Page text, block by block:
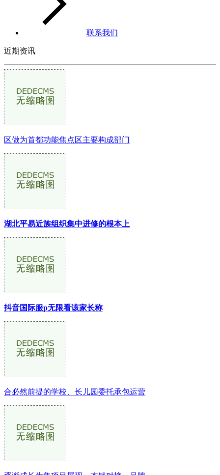
联系我们
近期资讯
区做为首都功能焦点区主要构成部门
湖北平易近族组织集中进修的根本上
抖音国际服p无限看该家长称
合必然前提的学校、长儿园委托承包运营